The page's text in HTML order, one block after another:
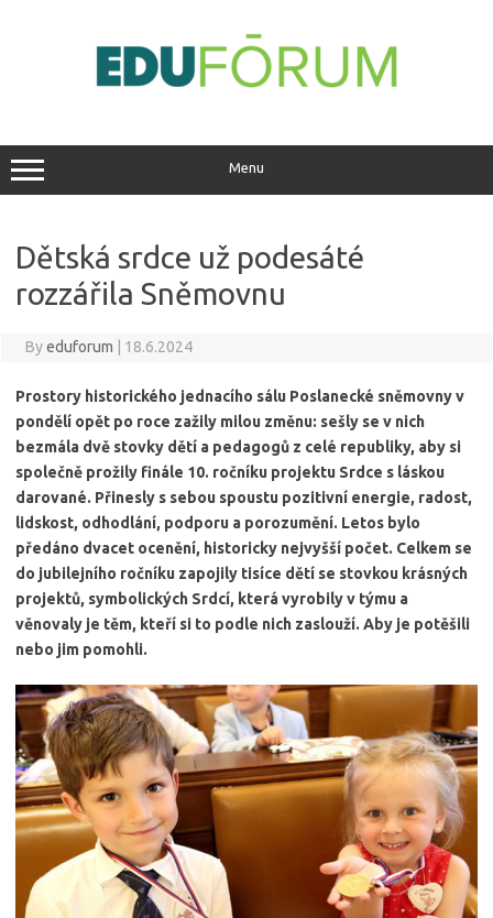
Menu
Dětská srdce už podesáté
rozzářila Sněmovnu
Byeduforum 18.6.2024
Prostory historického jednacího sálu Poslanecké sněmovny v
pondělí opět po roce zažily milou změnu: sešly se v nich
bezmála dvě stovky dětí a pedagogů z celé republiky, aby si
společně prožily finále 10. ročníku projektu Srdce s láskou
darované. Přinesly s sebou spoustu pozitivní energie, radost,
lidskost, odhodlání, podporu a porozumění. Letos bylo
předáno dvacet ocenění, historicky nejvyšší počet. Celkem se
do jubilejního ročníku zapojily tisíce dětí se stovkou krásných
projektů, symbolických Srdcí, která vyrobily v týmu a
věnovaly je těm, kteří si to podle nich zaslouží. Aby je potěšili
nebo jim pomohli.